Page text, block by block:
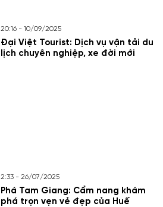
20:16 - 10/09/2025
Đại Việt Tourist: Dịch vụ vận tải du
lịch chuyên nghiệp, xe đời mới
2:33 - 26/07/2025
Phá Tam Giang: Cẩm nang khám
phá trọn vẹn vẻ đẹp của Huế